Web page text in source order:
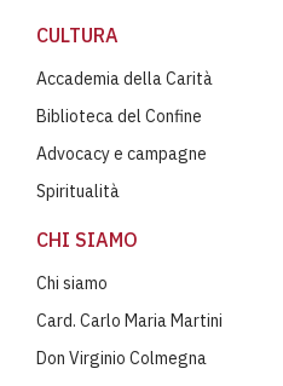
CULTURA
Accademia della Carità
Biblioteca del Confine
Advocacy e campagne
Spiritualità
CHI SIAMO
Chi siamo
Card. Carlo Maria Martini
Don Virginio Colmegna